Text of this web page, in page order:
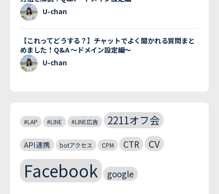
U-chan
【これってどうする？】チャットでよく聞かれる質問まと
めました！Q&A 〜ドメイン設定編〜
U-chan
#LAP #LINE #LINE広告 2211オフ会
API連携 botアクセス CPM CTR CV
Facebook google